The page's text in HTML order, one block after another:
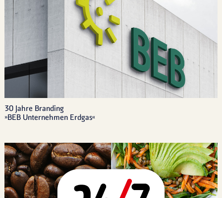
30 Jahre Branding
»BEB Unternehmen Erdgas«